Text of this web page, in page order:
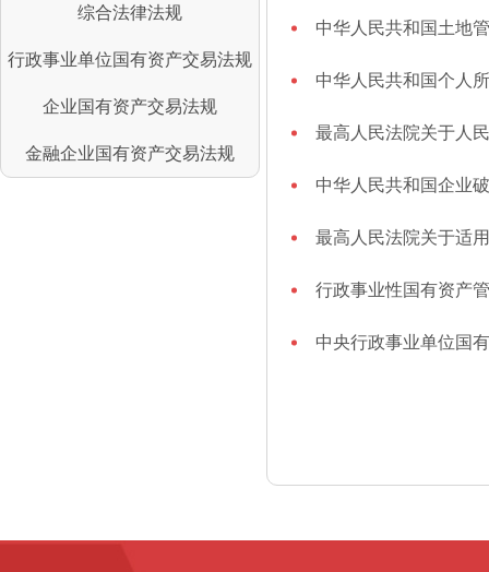
综合法律法规
行政事业单位国有资产交易法规
企业国有资产交易法规
金融企业国有资产交易法规
中华人民共和国土地
中华人民共和国个人
最高人民法院关于人
中华人民共和国企业
最高人民法院关于适
行政事业性国有资产
中央行政事业单位国